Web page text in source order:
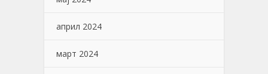
април 2024
март 2024